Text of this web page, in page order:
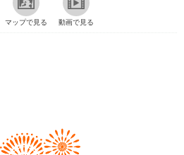
マップで見る 動画で見る